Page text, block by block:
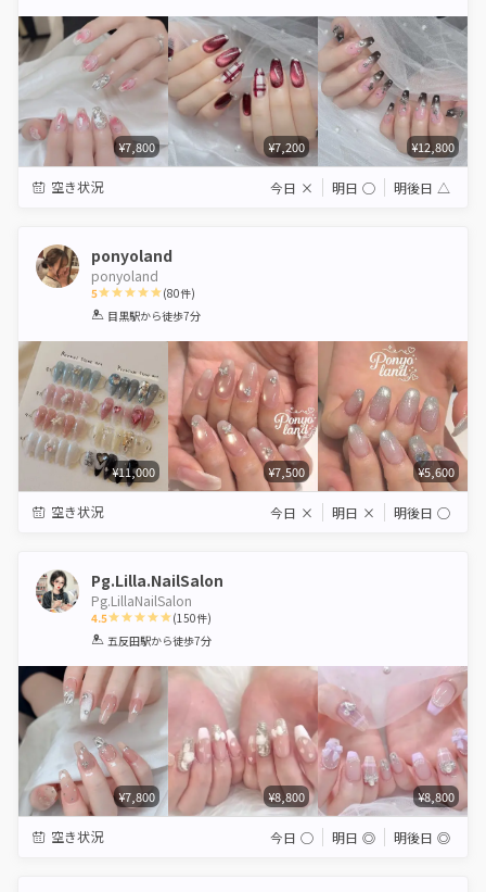
¥7,800 ¥7,200 ¥12,800
空き状況 今日 × 明日 ◯ 明後日 △
ponyoland
ponyoland
5
1 2 3 4 5
(80件)
目黒駅から徒歩7分
¥11,000 ¥7,500 ¥5,600
空き状況 今日 × 明日 × 明後日 ◯
Pg.Lilla.NailSalon
Pg.LillaNailSalon
4.5
1 2 3 4 5
(150件)
五反田駅から徒歩7分
¥7,800 ¥8,800 ¥8,800
空き状況 今日 ◯ 明日 ◎ 明後日 ◎